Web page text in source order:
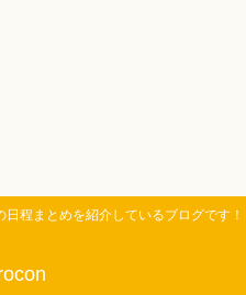
程まとめを紹介しているブログです！